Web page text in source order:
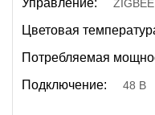
Управление: ZIGBEE
Цветовая
Потребляемая
Подключение: 48 В